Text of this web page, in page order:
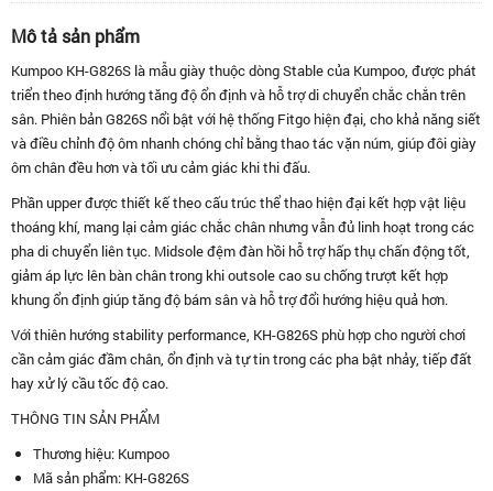
Mô tả sản phẩm
Kumpoo KH-G826S là mẫu giày thuộc dòng Stable của Kumpoo, được phát
triển theo định hướng tăng độ ổn định và hỗ trợ di chuyển chắc chắn trên
sân. Phiên bản G826S nổi bật với hệ thống Fitgo hiện đại, cho khả năng siết
và điều chỉnh độ ôm nhanh chóng chỉ bằng thao tác vặn núm, giúp đôi giày
ôm chân đều hơn và tối ưu cảm giác khi thi đấu.
Phần upper được thiết kế theo cấu trúc thể thao hiện đại kết hợp vật liệu
thoáng khí, mang lại cảm giác chắc chân nhưng vẫn đủ linh hoạt trong các
pha di chuyển liên tục. Midsole đệm đàn hồi hỗ trợ hấp thụ chấn động tốt,
giảm áp lực lên bàn chân trong khi outsole cao su chống trượt kết hợp
khung ổn định giúp tăng độ bám sân và hỗ trợ đổi hướng hiệu quả hơn.
Với thiên hướng stability performance, KH-G826S phù hợp cho người chơi
cần cảm giác đầm chân, ổn định và tự tin trong các pha bật nhảy, tiếp đất
hay xử lý cầu tốc độ cao.
THÔNG TIN SẢN PHẨM
Thương hiệu: Kumpoo
Mã sản phẩm: KH-G826S